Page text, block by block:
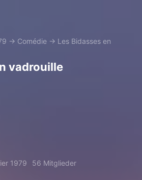
→ Comédie → Les Bidasses en
vadrouille
1979 56 Mitglieder